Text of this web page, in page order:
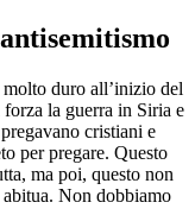
duro all’inizio del
la guerra in Siria e
cristiani e
per pregare. Questo
ma poi, questo non
Non dobbiamo